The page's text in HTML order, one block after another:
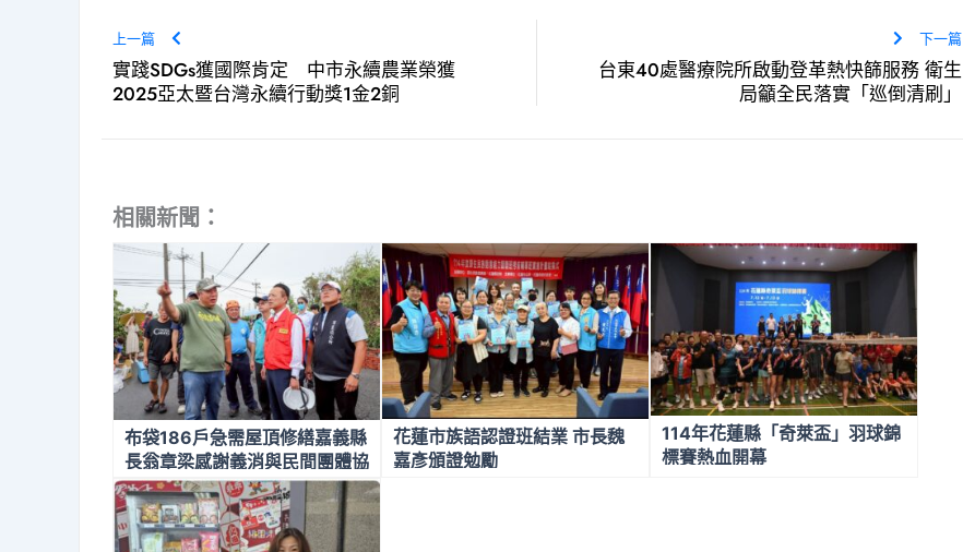
上一篇
實踐SDGs獲國際肯定 中市永續農業榮獲
2025亞太暨台灣永續行動獎1金2銅
下一篇
台東40處醫療院所啟動登革熱快篩服務 衛生
局籲全民落實「巡倒清刷」
相關新聞：
布袋186戶急需屋頂修繕嘉義縣
長翁章梁感謝義消與民間團體協
助重建家園
花蓮市族語認證班結業 市長魏
嘉彥頒證勉勵
114年花蓮縣「奇萊盃」羽球錦
標賽熱血開幕